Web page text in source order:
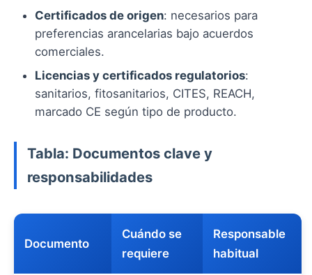
Certificados de origen: necesarios para
preferencias arancelarias bajo acuerdos
comerciales.
Licencias y certificados regulatorios:
sanitarios, fitosanitarios, CITES, REACH,
marcado CE según tipo de producto.
Tabla: Documentos clave y
responsabilidades
Documento
Cuándo se
requiere
Responsable
habitual